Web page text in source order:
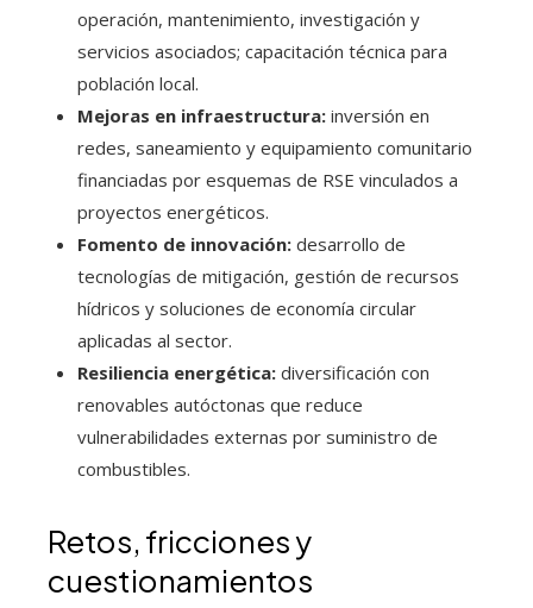
operación, mantenimiento, investigación y
servicios asociados; capacitación técnica para
población local.
Mejoras en infraestructura: inversión en
redes, saneamiento y equipamiento comunitario
financiadas por esquemas de RSE vinculados a
proyectos energéticos.
Fomento de innovación: desarrollo de
tecnologías de mitigación, gestión de recursos
hídricos y soluciones de economía circular
aplicadas al sector.
Resiliencia energética: diversificación con
renovables autóctonas que reduce
vulnerabilidades externas por suministro de
combustibles.
Retos, fricciones y
cuestionamientos